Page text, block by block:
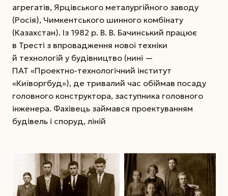
агрегатів, Ярцівського металургійного заводу
(Росія), Чимкентського шинного комбінату
(Казахстан). Із 1982 р. В. В. Бачинський працює
в Тресті з впровадження нової техніки
й технологій у будівництво (нині —
ПАТ «Проектно-технологічний інститут
«Київоргбуд»), де тривалий час обіймав посаду
головного конструктора, заступника головного
інженера. Фахівець займався проектуванням
будівель і споруд, ліній